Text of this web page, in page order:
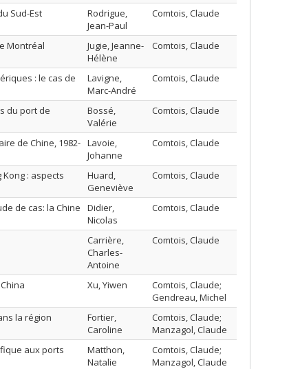
Sud-Est
Rodrigue,
Jean-Paul
Comtois, Claude
Montréal
Jugie, Jeanne-
Hélène
Comtois, Claude
: le cas de
Lavigne,
Marc-André
Comtois, Claude
du port de
Bossé,
Valérie
Comtois, Claude
de Chine, 1982- Lavoie,
Johanne
Comtois, Claude
: aspects
Huard,
Geneviève
Comtois, Claude
de cas: la Chine
Didier,
Nicolas
Comtois, Claude
Carrière,
Charles-
Antoine
Comtois, Claude
Xu, Yiwen
Comtois, Claude;
Gendreau, Michel
la région
Fortier,
Caroline
Comtois, Claude;
Manzagol, Claude
aux ports
Matthon,
Natalie
Comtois, Claude;
Manzagol, Claude